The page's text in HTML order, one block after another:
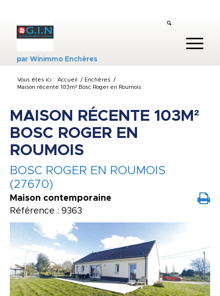
parWinimmo Enchères
Vous êtes ici : Accueil / Enchères
/
Maison récente 103m² Bosc Roger en Roumois
MAISON RÉCENTE 103M²
BOSC ROGER EN
ROUMOIS
BOSC ROGER EN ROUMOIS
(27670)
Maison contemporaine
Référence : 9363